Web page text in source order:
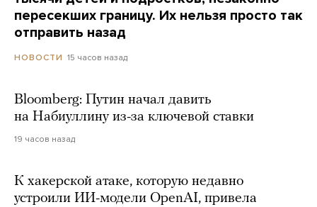
пересекших границу. Их нельзя просто так
отправить назад
НОВОСТИ 15 часов назад
Bloomberg: Путин начал давить
на Набиуллину из-за ключевой ставки
19 часов назад
К хакерской атаке, которую недавно
устроили ИИ-модели OpenAI, привела